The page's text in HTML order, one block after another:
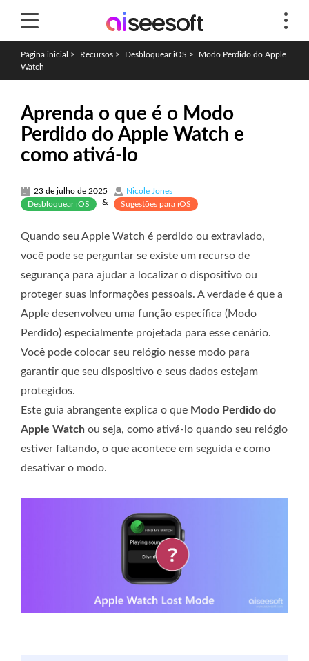
Página inicial > Recursos > Desbloquear iOS >
Modo Perdido do Apple
Watch
Aprenda o que é o Modo
Perdido do Apple Watch e
como ativá-lo
23 de julho de 2025
Nicole Jones
Desbloquear iOS
& Sugestões para iOS
Quando seu Apple Watch é perdido ou extraviado,
você pode se perguntar se existe um recurso de
segurança para ajudar a localizar o dispositivo ou
proteger suas informações pessoais. A verdade é que a
Apple desenvolveu uma função específica (Modo
Perdido) especialmente projetada para esse cenário.
Você pode colocar seu relógio nesse modo para
garantir que seu dispositivo e seus dados estejam
protegidos.
Este guia abrangente explica o que Modo Perdido do
Apple Watch ou seja, como ativá-lo quando seu relógio
estiver faltando, o que acontece em seguida e como
desativar o modo.